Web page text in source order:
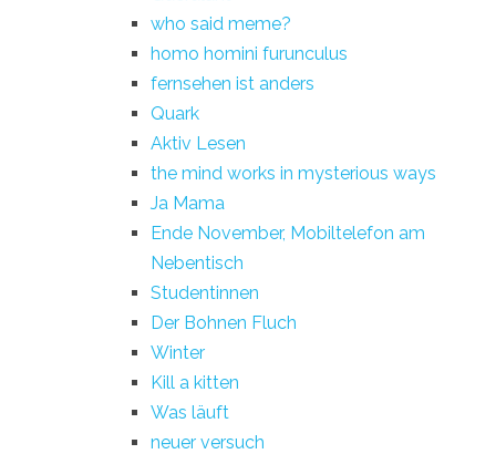
who said meme?
homo homini furunculus
fernsehen ist anders
Quark
Aktiv Lesen
the mind works in mysterious ways
Ja Mama
Ende November, Mobiltelefon am
Nebentisch
Studentinnen
Der Bohnen Fluch
Winter
Kill a kitten
Was läuft
neuer versuch